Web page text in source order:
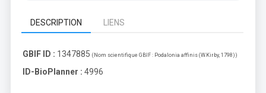
DESCRIPTION LIENS
GBIF ID : 1347885 (Nom scientifique GBIF : Podalonia affinis (W.Kirby, 1798) )
ID-BioPlanner : 4996